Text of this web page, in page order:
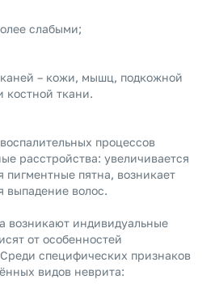
слабыми;
– кожи, мышц, подкожной
костной ткани.
процессов
расстройства: увеличивается
пигментные пятна, возникает
выпадение волос.
возникают индивидуальные
от особенностей
специфических признаков
видов неврита: